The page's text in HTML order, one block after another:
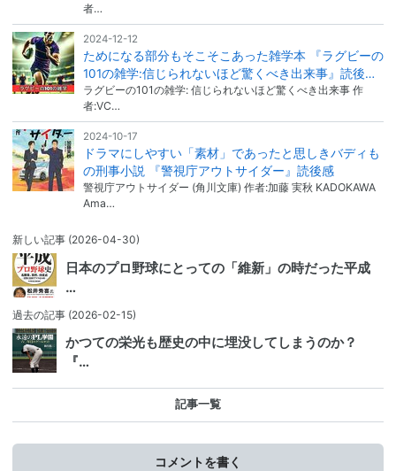
者…
2024-12-12
ためになる部分もそこそこあった雑学本 『ラグビーの
101の雑学:信じられないほど驚くべき出来事』読後…
ラグビーの101の雑学: 信じられないほど驚くべき出来事 作
者:VC…
2024-10-17
ドラマにしやすい「素材」であったと思しきバディも
の刑事小説 『警視庁アウトサイダー』読後感
警視庁アウトサイダー (角川文庫) 作者:加藤 実秋 KADOKAWA
Ama…
新しい記事 (2026-04-30)
日本のプロ野球にとっての「維新」の時だった平成
…
過去の記事 (2026-02-15)
かつての栄光も歴史の中に埋没してしまうのか？
『…
記事一覧
コメントを書く